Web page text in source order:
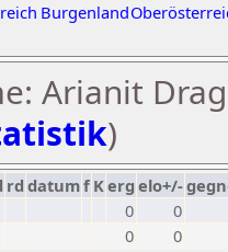
Burgenland
Arianit
)
rd datumf Kerg elo+/-
0
0
0 0